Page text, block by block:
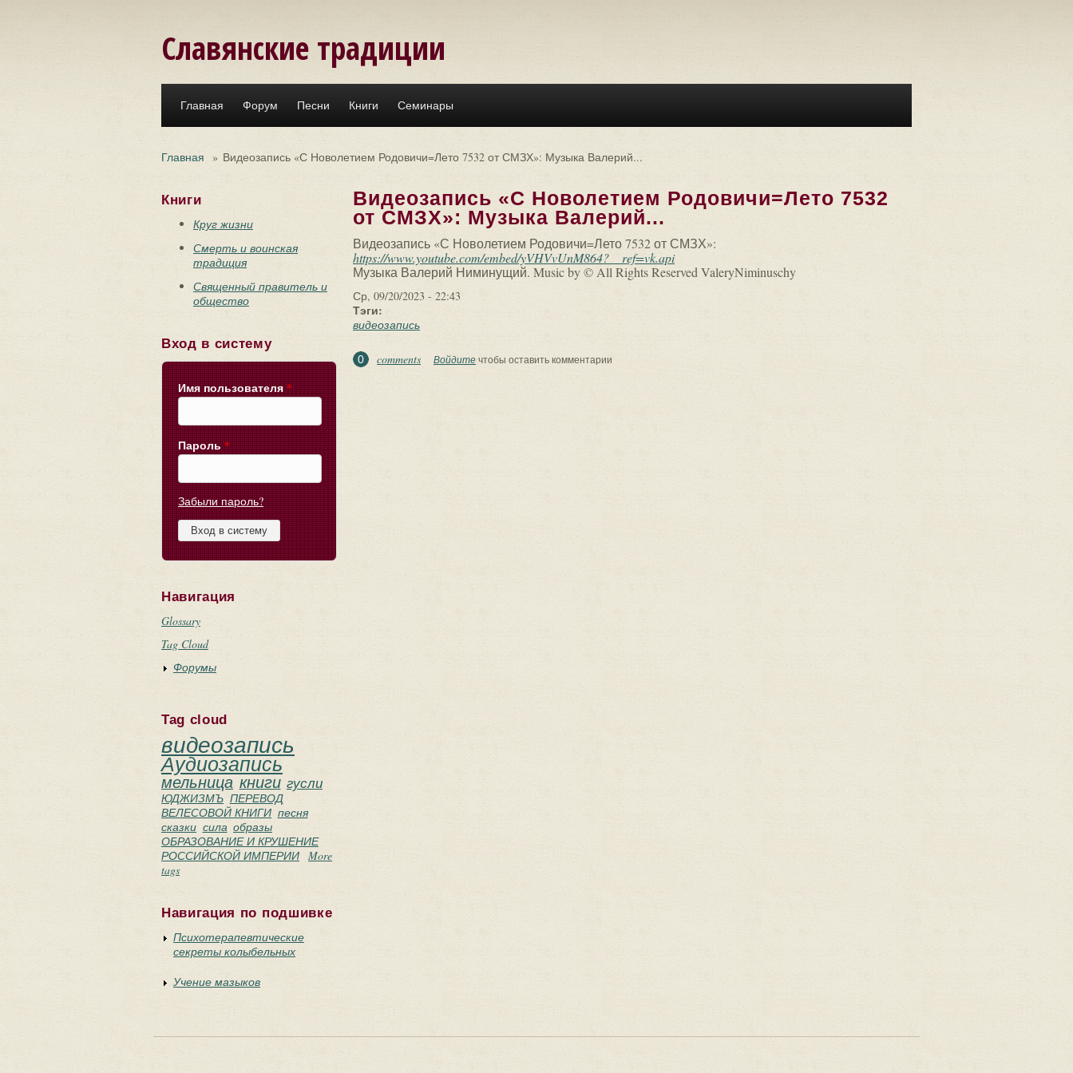
Славянские традиции
Главная Форум Песни Книги Семинары
Главная » Видеозапись «С Новолетием Родовичи=Лето 7532 от СМЗХ»: Музыка Валерий...
Книги
Круг жизни
Смерть и воинская
традиция
Священный правитель и
общество
Вход в систему
Имя пользователя *
Пароль *
Забыли пароль?
Навигация
Glossary
Tag Cloud
Форумы
Tag cloud
видеозапись
Аудиозапись
мельница книги гусли
ЮДЖИЗМЪ ПЕРЕВОД
ВЕЛЕСОВОЙ КНИГИ песня
сказки сила образы
ОБРАЗОВАНИЕ И КРУШЕНИЕ
РОССИЙСКОЙ ИМПЕРИИ More
tags
Навигация по подшивке
Психотерапевтические
секреты колыбельных
Учение мазыков
Видеозапись «С Новолетием Родовичи=Лето 7532
от СМЗХ»: Музыка Валерий...
Видеозапись «С Новолетием Родовичи=Лето 7532 от СМЗХ»:
https://www.youtube.com/embed/yVHVvUnM864?__ref=vk.api
Музыка Валерий Ниминущий. Music by © All Rights Reserved ValeryNiminuschy
Ср, 09/20/2023 - 22:43
Тэги:
видеозапись
0 comments Войдитечтобы оставить комментарии